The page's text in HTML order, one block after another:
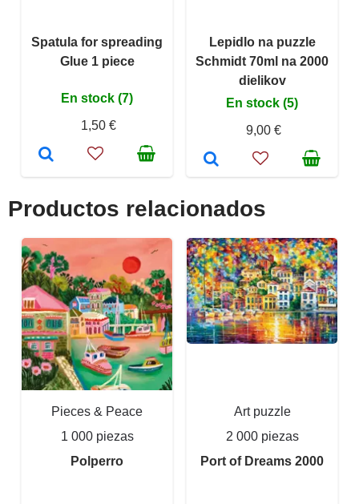
Spatula for spreading
Glue 1 piece
En stock (7)
1,50 €
Lepidlo na puzzle
Schmidt 70ml na 2000
dielikov
En stock (5)
9,00 €
Productos relacionados
Pieces & Peace
1 000 piezas
Polperro
Art puzzle
2 000 piezas
Port of Dreams 2000